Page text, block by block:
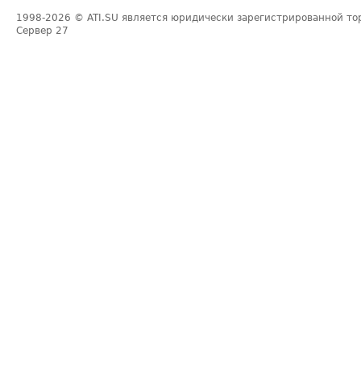
1998-2026 © ATI.SU является юридически зарегистрированной
Сервер 27